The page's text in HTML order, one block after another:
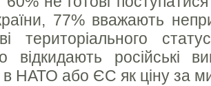
77% вважають
територіального
відкидають російські
в НАТО або ЄС як ціну за